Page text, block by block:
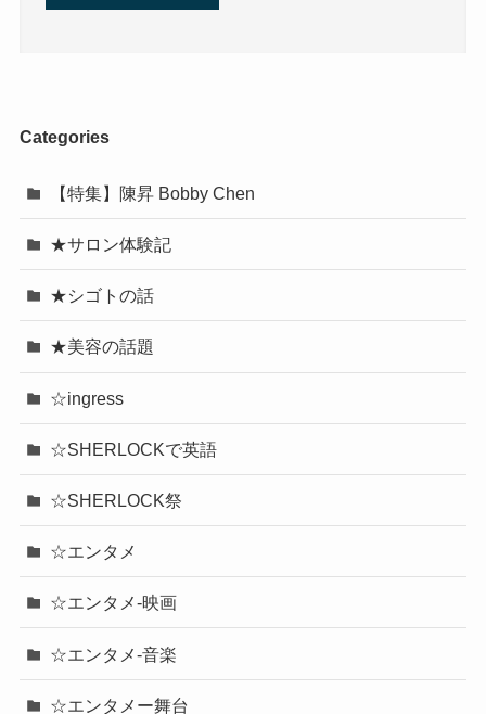
Categories
【特集】陳昇 Bobby Chen
★サロン体験記
★シゴトの話
★美容の話題
☆ingress
☆SHERLOCKで英語
☆SHERLOCK祭
☆エンタメ
☆エンタメ-映画
☆エンタメ-音楽
☆エンタメー舞台